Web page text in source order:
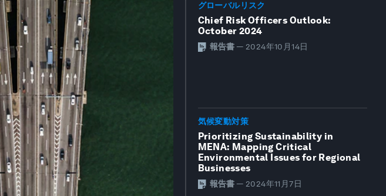
グローバルリスク
Chief Risk Officers Outlook:
October 2024
報告書 — 2024年10月14日
気候変動対策
Prioritizing Sustainability in
MENA: Mapping Critical
Environmental Issues for Regional
Businesses
報告書 — 2024年11月7日